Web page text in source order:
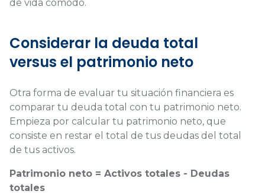
de vida cómodo.
Considerar la deuda total
versus el patrimonio neto
Otra forma de evaluar tu situación financiera es
comparar tu deuda total con tu patrimonio neto.
Empieza por calcular tu patrimonio neto, que
consiste en restar el total de tus deudas del total
de tus activos.
Patrimonio neto = Activos totales - Deudas
totales